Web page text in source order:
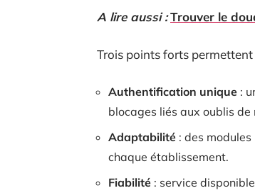
A lire aussi :Trouver le
Trois points forts
Authentification unique :
blocages liés aux oublis de
Adaptabilité : des
chaque établissement.
Fiabilité : service